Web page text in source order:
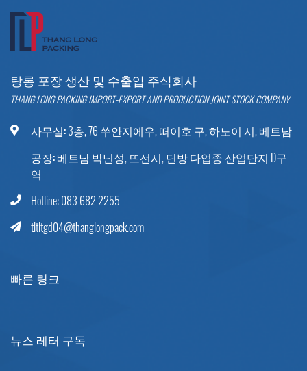
탕롱 포장 생산 및 수출입 주식회사
THANG LONG PACKING IMPORT-EXPORT AND PRODUCTION JOINT STOCK COMPANY
사무실:3층, 76 쑤안지에우, 떠이호 구, 하노이 시, 베트남
공장:베트남 박닌성, 뜨선시, 딘방 다업종 산업단지 D구
역
Hotline: 083 682 2255
tltltgd04@thanglongpack.com
빠른 링크
뉴스 레터 구독